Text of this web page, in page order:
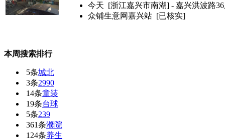
今天 [浙江嘉兴市南湖] - 嘉兴洪波路
众铺生意网嘉兴站 [已核实]
本周搜索排行
5条城北
3条2990
14条童装
19条台球
5条239
361条濮院
124条养生